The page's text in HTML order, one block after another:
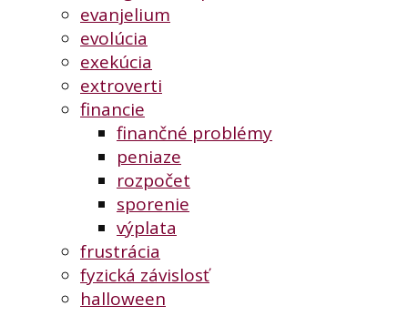
evanjelium
evolúcia
exekúcia
extroverti
financie
finančné problémy
peniaze
rozpočet
sporenie
výplata
frustrácia
fyzická závislosť
halloween